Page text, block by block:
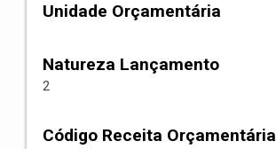
Unidade Orçamentária
Natureza Lançamento
2
Código Receita Orçamentária